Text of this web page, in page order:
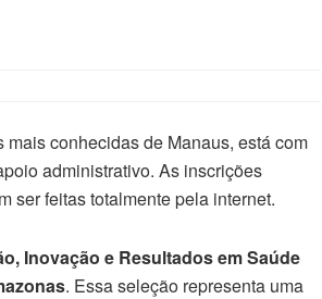
mais conhecidas de Manaus, está com
administrativo. As inscrições
ser feitas totalmente pela internet.
Inovação e Resultados em Saúde
. Essa seleção representa uma